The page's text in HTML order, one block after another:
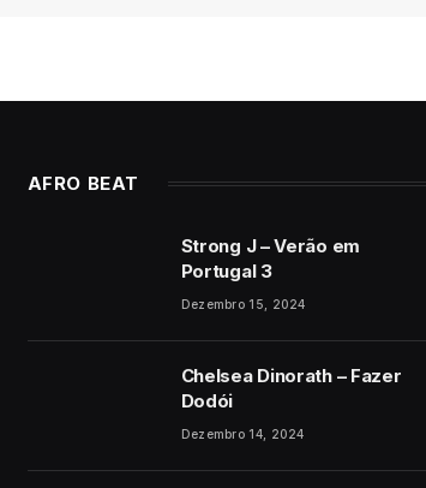
AFRO BEAT
Strong J – Verão em
Portugal 3
Dezembro 15, 2024
Chelsea Dinorath – Fazer
Dodói
Dezembro 14, 2024